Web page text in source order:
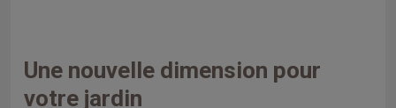
Une nouvelle dimension pour
votre jardin